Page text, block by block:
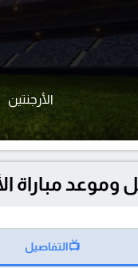
الأرجنتين
مباراة الأرجنتين و
📺التفاصيل